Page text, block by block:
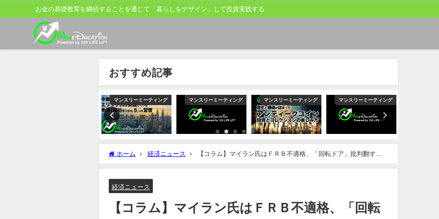
お金の基礎教育を継続することを通じて「暮らしをデザイン」して投資実践する
おすすめ記事
マンスリーミーティング マンスリーミーティング マンスリーミーティング マンスリーミーティング
ホーム 経済ニュース
【コラム】マイラン氏はＦＲＢ不適格、「回転ドア」批判翻す－
レビン
経済ニュース
【コラム】マイラン氏はＦＲＢ不適格、「回転